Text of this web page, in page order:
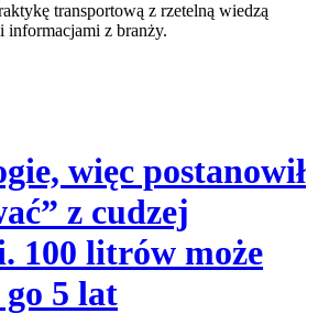
transportową z rzetelną wiedzą
informacjami z branży.
więc postanowił
z cudzej
100 litrów może
5 lat